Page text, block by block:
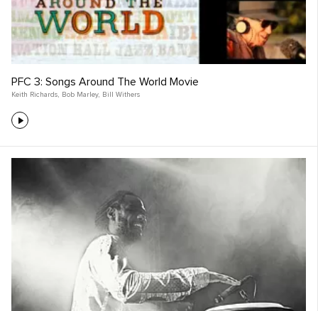
PFC 3: Songs Around The World Movie
Keith Richards, Bob Marley, Bill Withers